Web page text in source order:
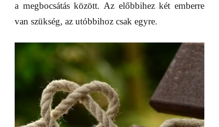
a megbocsátás között. Az előbbihez két emberre
van szükség, az utóbbihoz csak egyre.